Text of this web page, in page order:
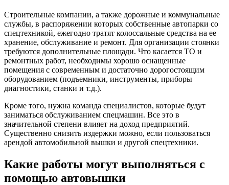
Строительные компании, а также дорожные и коммунальные
службы, в распоряжении которых собственные автопарки со
спецтехникой, ежегодно тратят колоссальные средства на ее
хранение, обслуживание и ремонт. Для организации стоянки
требуются дополнительные площади. Что касается ТО и
ремонтных работ, необходимы хорошо оснащенные
помещения с современным и достаточно дорогостоящим
оборудованием (подъемники, инструменты, приборы
диагностики, станки и т.д.).
Кроме того, нужна команда специалистов, которые будут
заниматься обслуживанием спецмашин. Все это в
значительной степени влияет на доход предприятий.
Существенно снизить издержки можно, если пользоваться
арендой автомобильной вышки и другой спецтехники.
Какие работы могут выполняться с
помощью автовышки